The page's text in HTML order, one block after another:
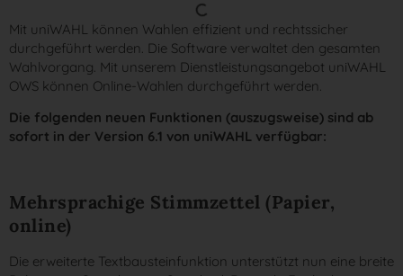
Mit uniWAHL können Wahlen effizient und rechtssicher
durchgeführt werden. Die Software verwaltet den gesamten
Wahlvorgang. Mit unserem Dienstleistungsangebot uniWAHL
OWS können Online-Wahlen durchgeführt werden.
Die folgenden neuen Funktionen (auszugsweise) sind ab
sofort in der Version 6.1 von uniWAHL verfügbar:
Mehrsprachige Stimmzettel (Papier,
online)
Die erweiterte Textbausteinfunktion unterstützt nun eine breite